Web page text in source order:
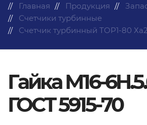
Главная Продукция
Счетчики турбинные
Счетчик турбинный ТОР1-80
Гайка М16-
ГОСТ 5915-70